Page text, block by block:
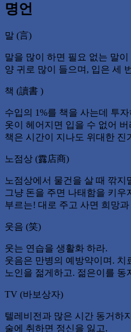
명언
말 (言)
말을 많이 하면 필요 없는 말이
양 귀로 많이 들으며, 입은 세
책 (讀書 )
수입의 1%를 책을 사는데 투자
옷이 헤어지면 입을 수 없어 버
책은 시간이 지나도 위대한 진
노점상 (露店商)
노점상에서 물건을 살 때 깎지
그냥 돈을 주면 나태함을 키우
부르는! 대로 주고 사면 희망
웃음 (笑)
웃는 연습을 생활화 하라.
웃음은 만병의 예방약이며. 치
노인을 젊게하고. 젊은이를 동
TV (바보상자)
텔레비전과 많은 시간 동거하
술에 취하면 정신을 잃고.